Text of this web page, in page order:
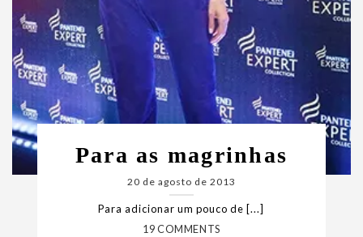
Para as magrinhas
20 de agosto de 2013
Para adicionar um pouco de [...]
19 COMMENTS